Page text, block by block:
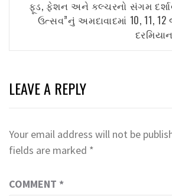
ફૂડ, ફેશન અને કલ્ચરનો સંગમ
ઉત્સવ”નું અમદાવાદમાં 10, 11,
LEAVE A REPLY
Your email address will not be
fields are marked *
COMMENT *